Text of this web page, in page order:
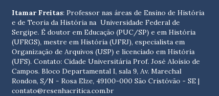
Itamar Freitas: Professor nas áreas de Ensino de História
e de Teoria da História na Universidade Federal de
Sergipe. É doutor em Educação (PUC/SP) e em História
(UFRGS), mestre em História (UFRJ), especialista em
Organização de Arquivos (USP) e licenciado em História
(UFS). Contato: Cidade Universitária Prof. José Aloísio de
Campos. Bloco Departamental I, sala 9, Av. Marechal
Rondon, S/N - Rosa Elze, 49100-000 São Cristóvão - SE |
contato@resenhacritica.com.br